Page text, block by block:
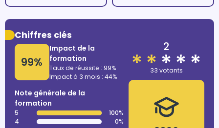
Chiffres clés
99%
Impact de la
formation
Taux de réussite : 99%
Impact à 3 mois : 44%
Note générale de la
formation
5
100%
4
0%
2
33 votants